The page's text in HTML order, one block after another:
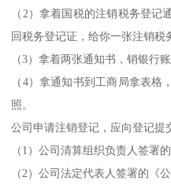
（2）拿着国税的注销税务登
回税务登记证，给你一张注销税
（3）拿着两张通知书，销银行账
（4）拿通知书到工商局拿表
照。
公司申请注销登记，应向登记提
（1）公司清算组织负责人签署
（2）公司法定代表人签署的《